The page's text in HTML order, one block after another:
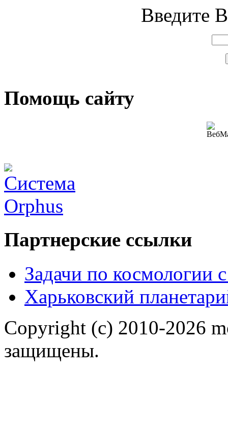
Введите
Помощь сайту
Партнерские ссылки
Задачи по космологии
Харьковский
Copyright (c) 2010-2026
защищены.